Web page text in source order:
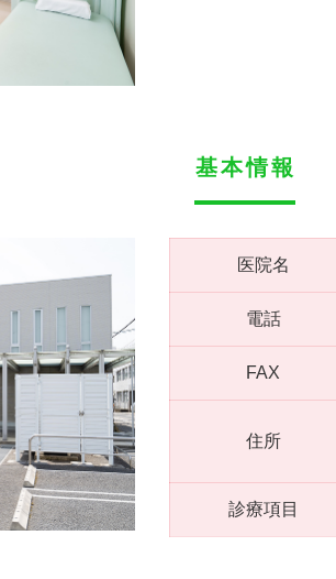
基本情報
医院名
電話
FAX
住所
診療項目